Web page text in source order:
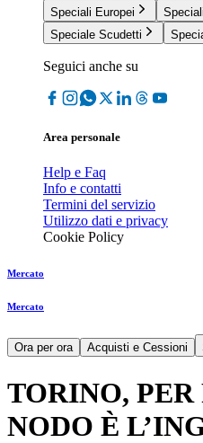
Speciali Europei
Speciale Scudetti
Seguici anche su
Area personale
Help e Faq
Info e contatti
Termini del servizio
Utilizzo dati e privacy
Cookie Policy
Mercato
Mercato
Ora per ora Acquisti e Cessioni
TORINO,
NODO È